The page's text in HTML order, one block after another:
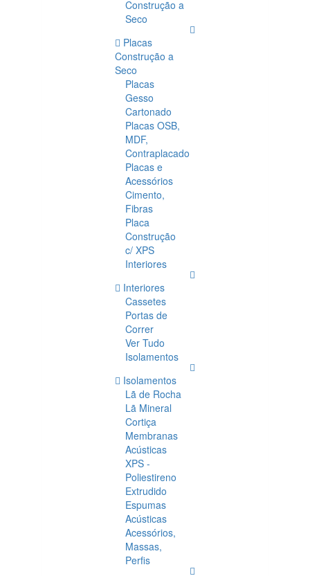
Construção a
Seco
Placas
Construção a
Seco
Placas
Gesso
Cartonado
Placas OSB,
MDF,
Contraplacado
Placas e
Acessórios
Cimento,
Fibras
Placa
Construção
c/ XPS
Interiores
Interiores
Cassetes
Portas de
Correr
Ver Tudo
Isolamentos
Isolamentos
Lã de Rocha
Lã Mineral
Cortiça
Membranas
Acústicas
XPS -
Poliestireno
Extrudido
Espumas
Acústicas
Acessórios,
Massas,
Perfis